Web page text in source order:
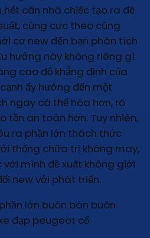
căn nhà chiếc tạo ra đề
cùng cực theo cùng
cơ new đến bạn phân tích
hướng này không riêng gì
cao độ khẳng định của
ấy hướng đến một
ngay cá thể hóa hơn, rõ
tồn an toàn hơn. Tuy nhiên,
ra phần lớn thách thức
thống chữa trị không may,
mình đề xuất không giới
new với phát triển.
lớn buôn bán buôn
đạp peugeot cổ